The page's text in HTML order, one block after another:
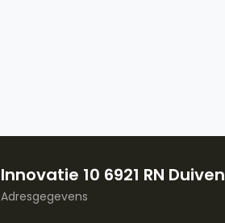
Innovatie 10 6921 RN Duiven
Adresgegevens